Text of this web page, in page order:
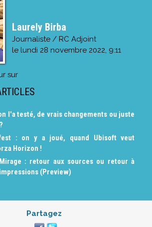
Laurely Birba
Journaliste / RC Adjoint
le lundi 28 novembre 2022, 9:11
sur
l'a testé, de vrais changements ou juste
: on y a joué, quand Ubisoft veut
Horizon !
Mirage : retour aux sources ou retour à
(Preview)
Partagez